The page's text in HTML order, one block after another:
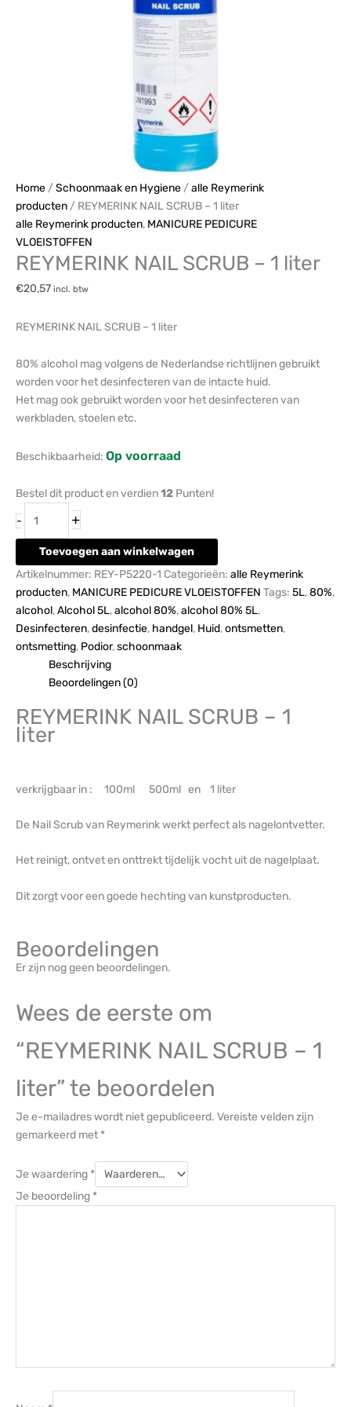
Home /Schoonmaak en Hygiene /alle Reymerink
producten / REYMERINK NAIL SCRUB – 1 liter
alle Reymerink producten, MANICURE PEDICURE
VLOEISTOFFEN
REYMERINK NAIL SCRUB – 1 liter
€20,57 incl. btw
REYMERINK NAIL SCRUB – 1 liter
80% alcohol mag volgens de Nederlandse richtlijnen gebruikt
worden voor het desinfecteren van de intacte huid.
Het mag ook gebruikt worden voor het desinfecteren van
werkbladen, stoelen etc.
Beschikbaarheid: Op voorraad
Bestel dit product en verdien12 Punten!
- +
Toevoegen aan winkelwagen
Artikelnummer: REY-P5220-1 Categorieën: alle Reymerink
producten, MANICURE PEDICURE VLOEISTOFFEN Tags: 5L,80%,
alcohol,Alcohol 5L,alcohol 80%,alcohol 80% 5L,
Desinfecteren,desinfectie, handgel, Huid,ontsmetten,
ontsmetting, Podior,schoonmaak
Beschrijving
Beoordelingen (0)
REYMERINK NAIL SCRUB – 1
liter
verkrijgbaar in : 100ml 500ml en 1 liter
De Nail Scrub van Reymerink werkt perfect als nagelontvetter.
Het reinigt, ontvet en onttrekt tijdelijk vocht uit de nagelplaat.
Dit zorgt voor een goede hechting van kunstproducten.
Beoordelingen
Er zijn nog geen beoordelingen.
Wees de eerste om
“REYMERINK NAIL SCRUB – 1
liter” te beoordelen
Je e-mailadres wordt niet gepubliceerd. Vereiste velden zijn
gemarkeerd met *
Je waardering *
Je beoordeling *